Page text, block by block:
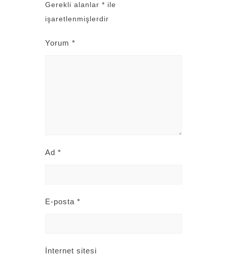
Gerekli alanlar * ile
işaretlenmişlerdir
Yorum *
Ad *
E-posta *
İnternet sitesi